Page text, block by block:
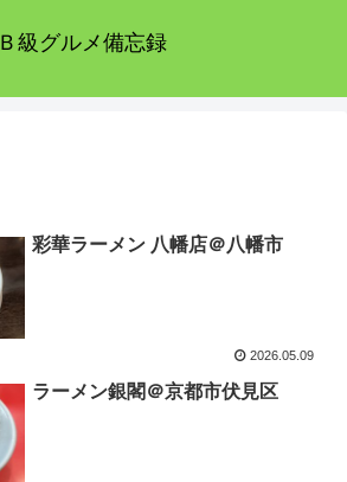
Ｂ級グルメ備忘録
彩華ラーメン 八幡店＠八幡市
2026.05.09
ラーメン銀閣＠京都市伏見区